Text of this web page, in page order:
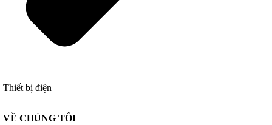
Thiết bị điện
VỀ CHÚNG TÔI